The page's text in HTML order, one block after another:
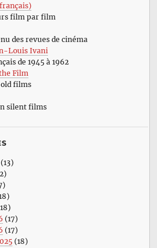
film par film
des revues de cinéma
Louis Ivani
de 1945 à 1962
Film
films
silent films
(13)
(17)
(17)
(18)